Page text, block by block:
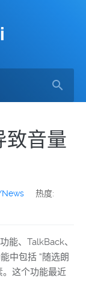
致音量
热度:
能、TalkBack、
中包括 “随选朗
。这个功能最近